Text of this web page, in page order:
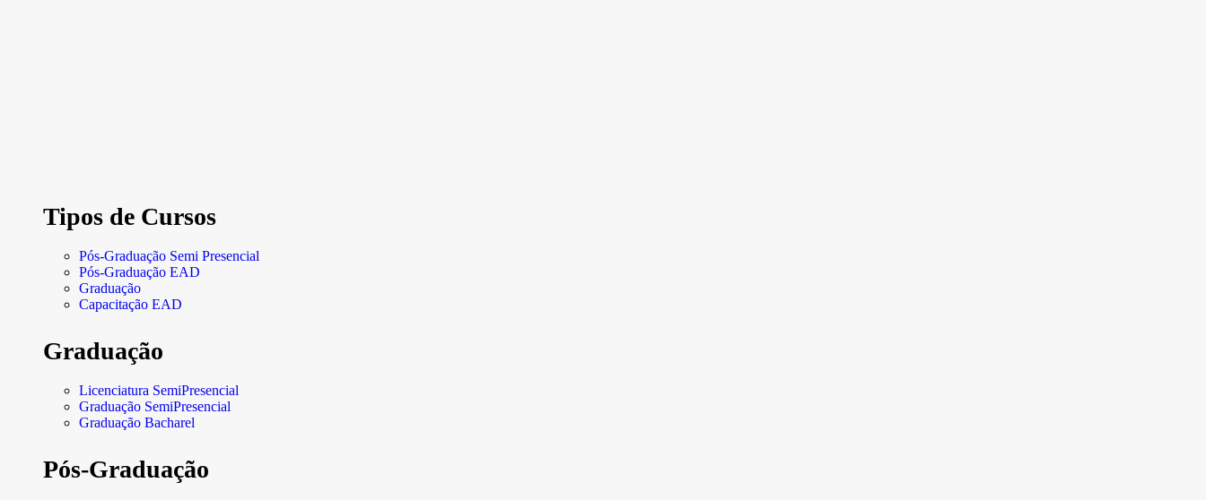
Tipos de Cursos
Pós-Graduação Semi Presencial
Pós-Graduação EAD
Graduação
Capacitação EAD
Graduação
Licenciatura SemiPresencial
Graduação SemiPresencial
Graduação Bacharel
Pós-Graduação